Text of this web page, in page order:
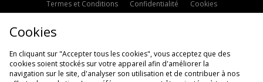
Termes et Conditions Confidentialité
Cookies
Politique d'avis en ligne
Cookies
En cliquant sur "Accepter tous les cookies", vous acceptez que des
cookies soient stockés sur votre appareil afin d'améliorer la
navigation sur le site, d'analyser son utilisation et de contribuer à nos